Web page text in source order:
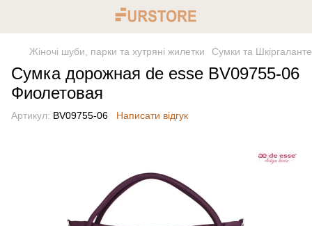
Жіночі шуби, парки та хутряні жилетки Сумки та
Сумка дорожная de esse BV09755-06
Фиолетовая
Артикул: BV09755-06 Написати відгук